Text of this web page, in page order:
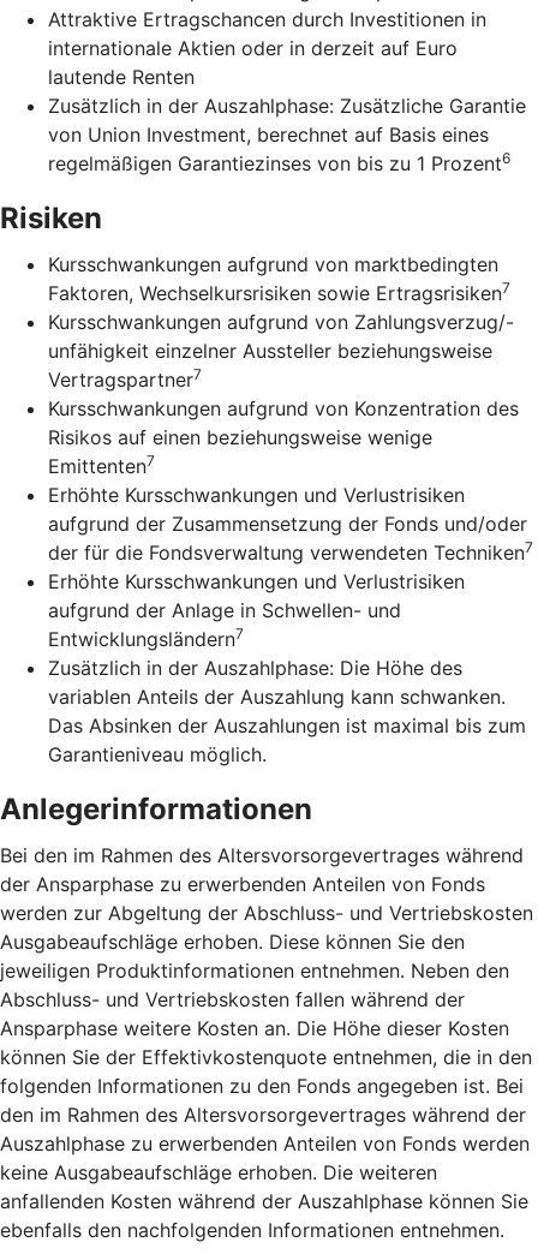
Attraktive Ertragschancen durch Investitionen in
internationale Aktien oder in derzeit auf Euro
lautende Renten
Zusätzlich in der Auszahlphase: Zusätzliche Garantie
von Union Investment, berechnet auf Basis eines
regelmäßigen Garantiezinses von bis zu 1 Prozent6
Risiken
Kursschwankungen aufgrund von marktbedingten
Faktoren, Wechselkursrisiken sowie Ertragsrisiken7
Kursschwankungen aufgrund von Zahlungsverzug/-
unfähigkeit einzelner Aussteller beziehungsweise
Vertragspartner7
Kursschwankungen aufgrund von Konzentration des
Risikos auf einen beziehungsweise wenige
Emittenten7
Erhöhte Kursschwankungen und Verlustrisiken
aufgrund der Zusammensetzung der Fonds und/oder
der für die Fondsverwaltung verwendeten Techniken7
Erhöhte Kursschwankungen und Verlustrisiken
aufgrund der Anlage in Schwellen- und
Entwicklungsländern7
Zusätzlich in der Auszahlphase: Die Höhe des
variablen Anteils der Auszahlung kann schwanken.
Das Absinken der Auszahlungen ist maximal bis zum
Garantieniveau möglich.
Anlegerinformationen
Bei den im Rahmen des Altersvorsorgevertrages während
der Ansparphase zu erwerbenden Anteilen von Fonds
werden zur Abgeltung der Abschluss- und Vertriebskosten
Ausgabeaufschläge erhoben. Diese können Sie den
jeweiligen Produktinformationen entnehmen. Neben den
Abschluss- und Vertriebskosten fallen während der
Ansparphase weitere Kosten an. Die Höhe dieser Kosten
können Sie der Effektivkostenquote entnehmen, die in den
folgenden Informationen zu den Fonds angegeben ist. Bei
den im Rahmen des Altersvorsorgevertrages während der
Auszahlphase zu erwerbenden Anteilen von Fonds werden
keine Ausgabeaufschläge erhoben. Die weiteren
anfallenden Kosten während der Auszahlphase können Sie
ebenfalls den nachfolgenden Informationen entnehmen.